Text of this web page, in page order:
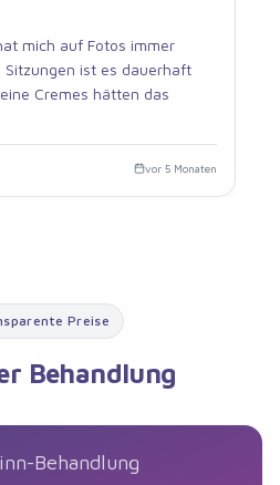
mich auf Fotos immer
Sitzungen ist es dauerhaft
Cremes hätten das
vor 5 Monaten
Preise
Behandlung
Behandlung